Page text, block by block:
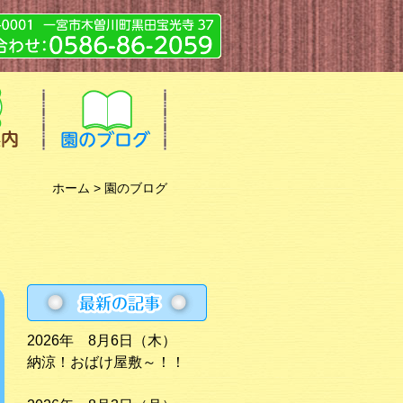
ホーム > 園のブログ
2026年 8月6日（木）
納涼！おばけ屋敷～！！